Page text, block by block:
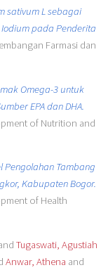
sativum L sebagai
pada Penderita
Farmasi dan
Omega-3 untuk
EPA dan DHA.
of Nutrition and
Pengolahan Tambang
Kabupaten Bogor.
of Health
Tugaswati, Agustiah
Anwar, Athena and